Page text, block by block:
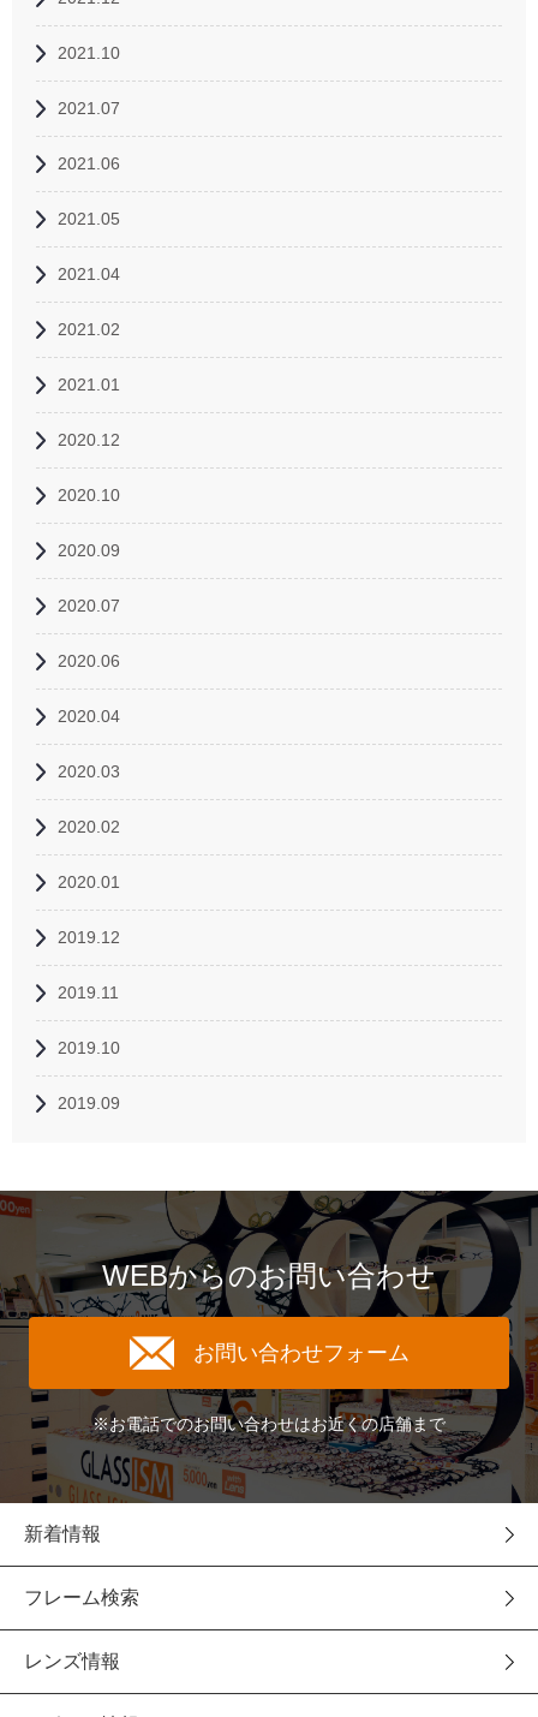
2021.10
2021.07
2021.06
2021.05
2021.04
2021.02
2021.01
2020.12
2020.10
2020.09
2020.07
2020.06
2020.04
2020.03
2020.02
2020.01
2019.12
2019.11
2019.10
2019.09
WEBからのお問い合わせ
お問い合わせフォーム
※お電話でのお問い合わせはお近くの店舗まで
新着情報
フレーム検索
レンズ情報